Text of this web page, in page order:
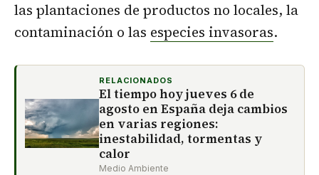
las plantaciones de productos no locales, la
contaminación o las especies invasoras.
RELACIONADOS
El tiempo hoy jueves 6 de
agosto en España deja cambios
en varias regiones:
inestabilidad, tormentas y
calor
Medio Ambiente